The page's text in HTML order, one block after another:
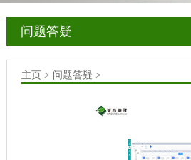
问题答疑
主页 > 问题答疑 >